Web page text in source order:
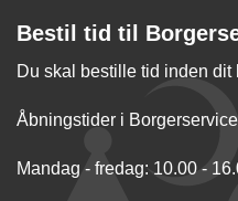
Bestil tid til
Du skal bestille tid inden
Åbningstider i
Mandag - fredag: 10.00 -